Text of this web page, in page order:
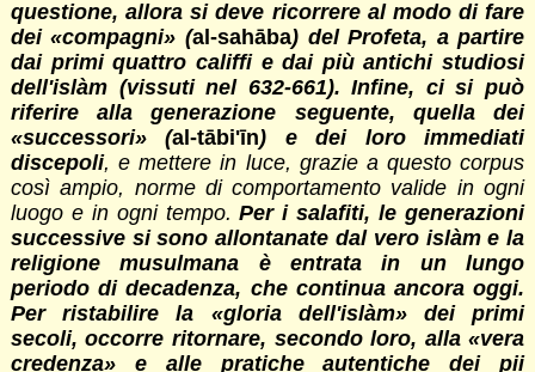
questione, allora si deve ricorrere al modo di fare
dei «compagni» (al-sahāba) del Profeta, a partire
dai primi quattro califfi e dai più antichi studiosi
dell'islàm (vissuti nel 632-661). Infine, ci si può
riferire alla generazione seguente, quella dei
«successori» (al-tābi'īn) e dei loro immediati
discepoli, e mettere in luce, grazie a questo corpus
così ampio, norme di comportamento valide in ogni
luogo e in ogni tempo.Per i salafiti, le generazioni
successive si sono allontanate dal vero islàm e la
religione musulmana è entrata in un lungo
periodo di decadenza, che continua ancora oggi.
Per ristabilire la «gloria dell'islàm» dei primi
secoli, occorre ritornare, secondo loro, alla «vera
credenza» e alle pratiche autentiche dei pii